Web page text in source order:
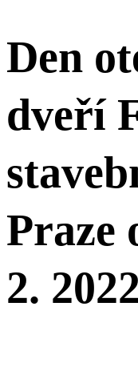
Den
dveří
Praze
2. 2022